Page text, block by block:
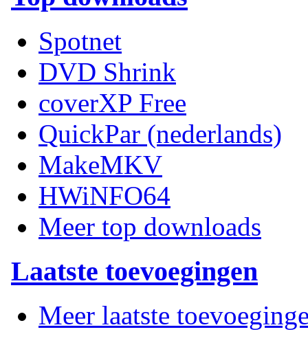
Spotnet
DVD Shrink
coverXP Free
QuickPar (nederlands)
MakeMKV
HWiNFO64
Meer top downloads
Laatste toevoegingen
Meer laatste